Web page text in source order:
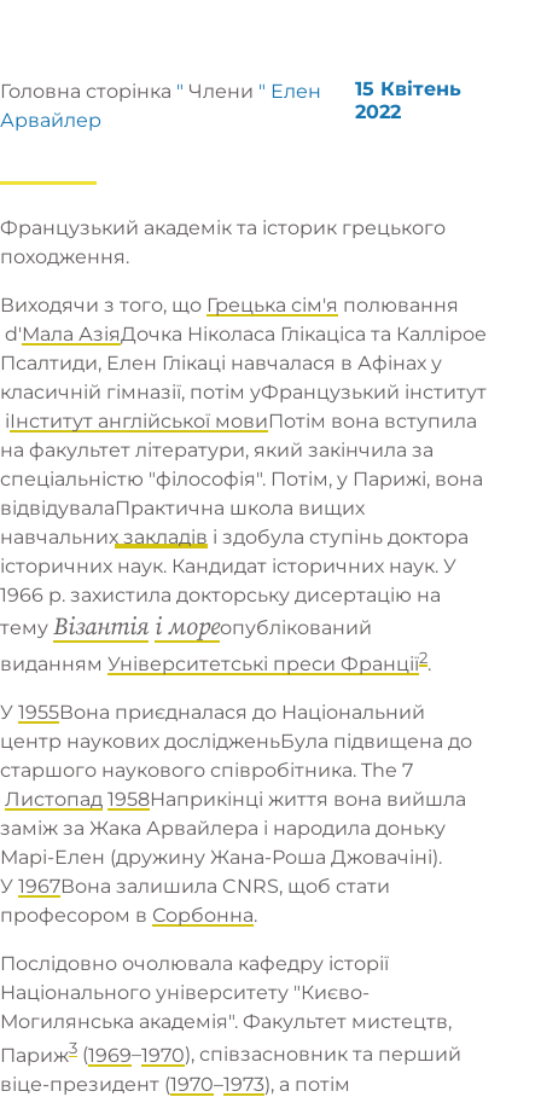
Головна сторінка " Члени " Елен
Арвайлер
15 Квітень
2022
Французький академік та історик грецького
походження.
Виходячи з того, що Грецька сім'я полювання
d'Мала АзіяДочка Ніколаса Глікаціса та Каллірое
Псалтиди, Елен Глікаці навчалася в Афінах у
класичній гімназії, потім уФранцузький інститут
іІнститут англійської мовиПотім вона вступила
на факультет літератури, який закінчила за
спеціальністю "філософія". Потім, у Парижі, вона
відвідувалаПрактична школа вищих
навчальних закладів і здобула ступінь доктора
історичних наук. Кандидат історичних наук. У
1966 р. захистила докторську дисертацію на
тему Візантія і мореопублікований
виданням Університетські преси Франції2.
У 1955Вона приєдналася до Національний
центр наукових дослідженьБула підвищена до
старшого наукового співробітника. The 7
Листопад 1958Наприкінці життя вона вийшла
заміж за Жака Арвайлера і народила доньку
Марі-Елен (дружину Жана-Роша Джовачіні).
У 1967Вона залишила CNRS, щоб стати
професором в Сорбонна.
Послідовно очолювала кафедру історії
Національного університету "Києво-
Могилянська академія". Факультет мистецтв,
Париж3 (1969–1970), співзасновник та перший
віце-президент (1970–1973), а потім